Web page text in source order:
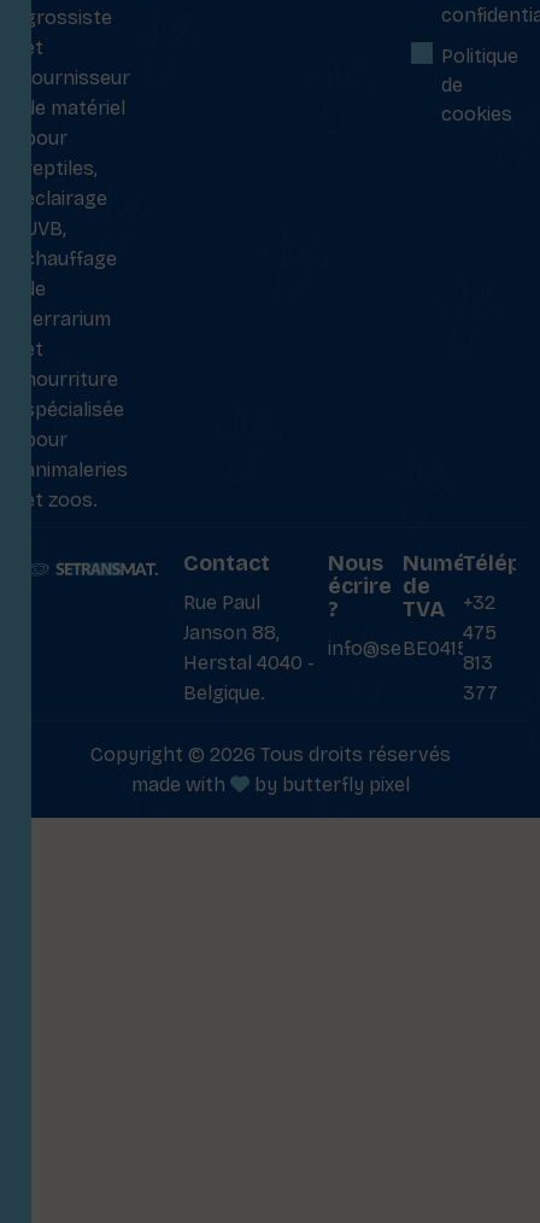
grossiste
et
fournisseur
de matériel
pour
reptiles,
éclairage
UVB,
chauffage
de
terrarium
et
nourriture
spécialisée
pour
animaleries
et zoos.
Politique
de
cookies
Contact
Rue Paul
Janson 88,
Herstal 4040 -
Belgique.
Nous
écrire
?
info@setransmat.com
Numéro
de
TVA
BE0415027069
+32
475
813
377
Copyright © 2026 Tous droits réservés
made with
by butterfly pixel